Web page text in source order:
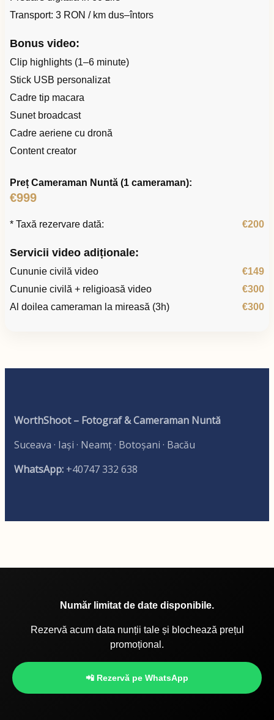
Transport: 3 RON / km dus–întors
Bonus video:
Clip highlights (1–6 minute)
Stick USB personalizat
Cadre tip macara
Sunet broadcast
Cadre aeriene cu dronă
Content creator
Preț Cameraman Nuntă (1 cameraman):
€999
* Taxă rezervare dată: €200
Servicii video adiționale:
Cununie civilă video
€149
Cununie civilă + religioasă video
€300
Al doilea cameraman la mireasă (3h)
€300
WorthShoot – Fotograf & Cameraman Nuntă
Suceava · Iași · Neamț · Botoșani · Bacău
WhatsApp: +40747 332 638
Număr limitat de date disponibile.
Rezervă acum data nunții tale și blochează prețul
promoțional.
📲 Rezervă pe WhatsApp